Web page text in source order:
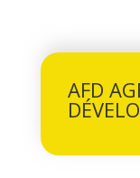
AFD